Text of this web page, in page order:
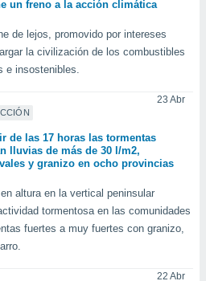
un freno a la acción climática
de lejos, promovido por intereses
la civilización de los combustibles
e insostenibles.
23 Abr
de las 17 horas las tormentas
lluvias de más de 30 l/m2,
y granizo en ocho provincias
altura en la vertical peninsular
tormentosa en las comunidades
fuertes a muy fuertes con granizo,
22 Abr